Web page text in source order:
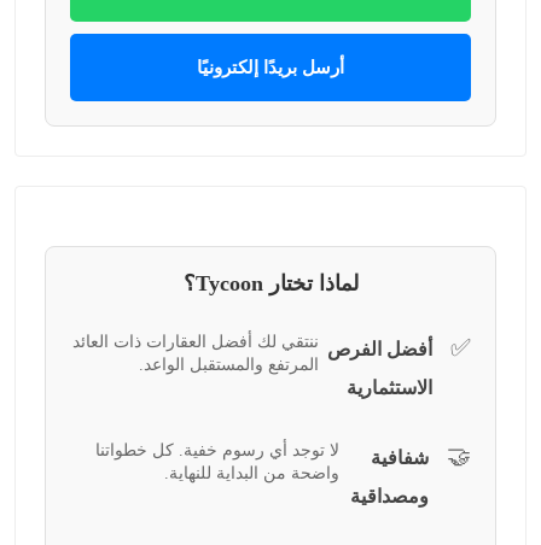
أرسل بريدًا إلكترونيًا
لماذا تختار Tycoon؟
✅
أفضل الفرص
الاستثمارية
ننتقي لك أفضل العقارات ذات العائد
المرتفع والمستقبل الواعد.
🤝
شفافية
ومصداقية
لا توجد أي رسوم خفية. كل خطواتنا
واضحة من البداية للنهاية.